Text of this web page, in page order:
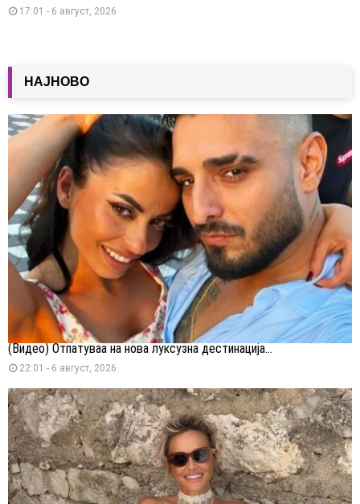
17:01 - 6 август, 2026
НАЈНОВО
(Видео) Отпатуваа на нова луксузна дестинација...
22:01 - 6 август, 2026